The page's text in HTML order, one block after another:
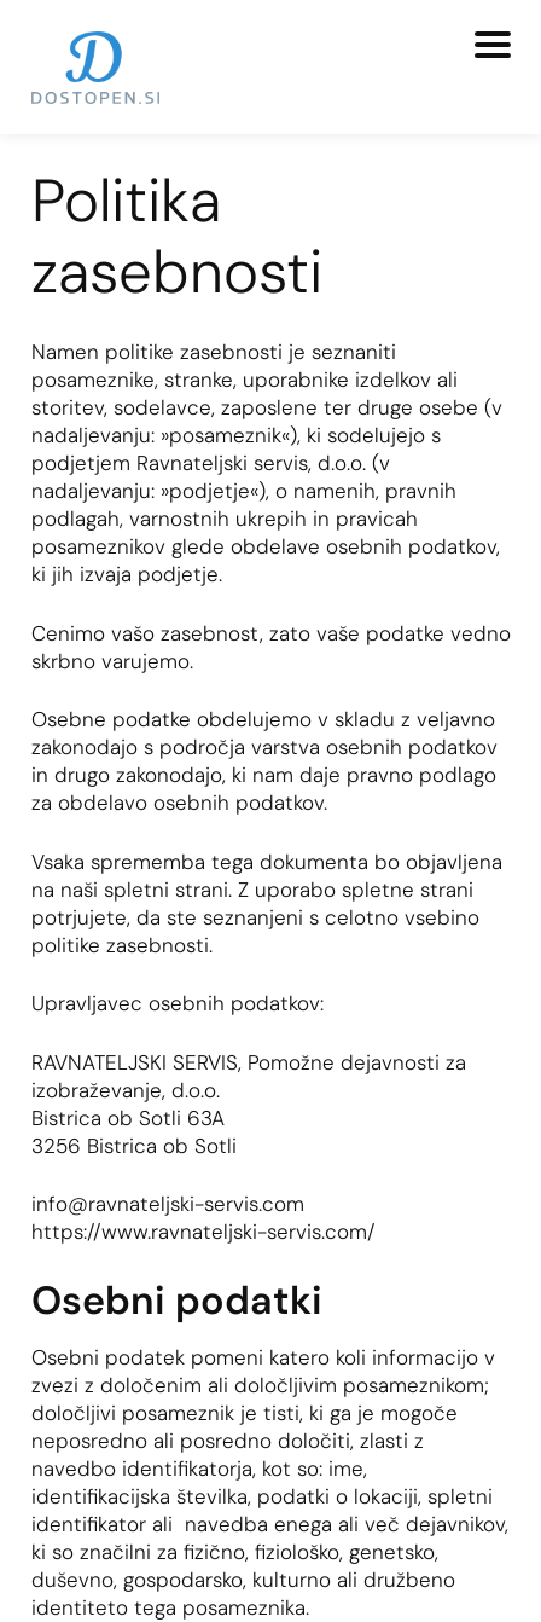
Politika
zasebnosti
Namen politike zasebnosti je seznaniti
posameznike, stranke, uporabnike izdelkov ali
storitev, sodelavce, zaposlene ter druge osebe (v
nadaljevanju: »posameznik«), ki sodelujejo s
podjetjem Ravnateljski servis, d.o.o. (v
nadaljevanju: »podjetje«), o namenih, pravnih
podlagah, varnostnih ukrepih in pravicah
posameznikov glede obdelave osebnih podatkov,
ki jih izvaja podjetje.
Cenimo vašo zasebnost, zato vaše podatke vedno
skrbno varujemo.
Osebne podatke obdelujemo v skladu z veljavno
zakonodajo s področja varstva osebnih podatkov
in drugo zakonodajo, ki nam daje pravno podlago
za obdelavo osebnih podatkov.
Vsaka sprememba tega dokumenta bo objavljena
na naši spletni strani. Z uporabo spletne strani
potrjujete, da ste seznanjeni s celotno vsebino
politike zasebnosti.
Upravljavec osebnih podatkov:
RAVNATELJSKI SERVIS, Pomožne dejavnosti za
izobraževanje, d.o.o.
Bistrica ob Sotli 63A
3256 Bistrica ob Sotli
info@ravnateljski-servis.com
https://www.ravnateljski-servis.com/
Osebni podatki
Osebni podatek pomeni katero koli informacijo v
zvezi z določenim ali določljivim posameznikom;
določljivi posameznik je tisti, ki ga je mogoče
neposredno ali posredno določiti, zlasti z
navedbo identifikatorja, kot so: ime,
identifikacijska številka, podatki o lokaciji, spletni
identifikator ali navedba enega ali več dejavnikov,
ki so značilni za fizično, fiziološko, genetsko,
duševno, gospodarsko, kulturno ali družbeno
identiteto tega posameznika.